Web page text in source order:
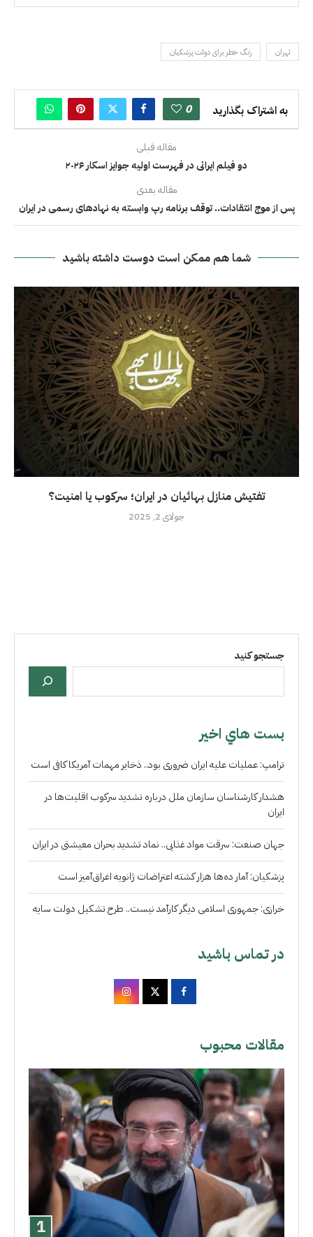
تهران زنگ خطر برای دولت پزشکیان
به اشتراک بگذارید 0
مقاله قبلی
دو فیلم ایرانی در فهرست اولیه جوايز اسکار ۲۰۲۶
مقاله بعدی
پس از موج انتقادات.. توقف برنامه رپ وابسته به نهادهای رسمی در ایران
شما هم ممکن است دوست داشته باشید
تفتیش منازل بهائیان در ایران؛ سرکوب یا امنیت؟
جولای 2, 2025
جستجو کنید
بست هاي اخير
ترامپ: عملیات علیه ایران ضروری بود.. ذخایر مهمات آمریکا کافی است
هشدار کارشناسان سازمان ملل درباره تشدید سرکوب اقلیت‌ها در
ایران
جهان صنعت: سرقت مواد غذایی.. نماد تشدید بحران معیشتی در ایران
پزشکیان: آمار ده‌ها هزار کشته اعتراضات ژانویه اغراق‌آمیز است
خرازی: جمهوری اسلامی دیگر کارآمد نیست.. طرح تشکیل دولت سایه
در تماس باشید
مقالات محبوب